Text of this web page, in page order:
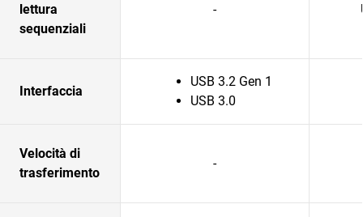
lettura
sequenziali
-
Interfaccia
USB 3.2 Gen 1
USB 3.0
Velocità di
trasferimento
-